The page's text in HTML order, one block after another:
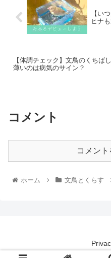
【い
ヒナ
【体調チェック】文鳥のくちば
薄いのは病気のサイン？
コメント
コメン
ホーム 文鳥とくらす